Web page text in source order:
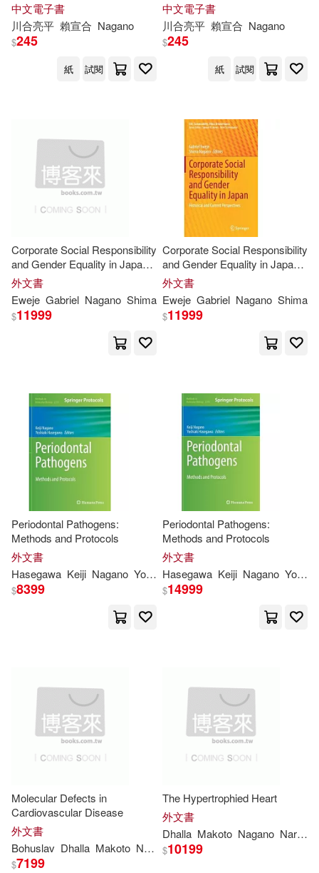
中文電子書
川合亮平 賴宣合 Nagano
$245
紙 試閱
中文電子書
川合亮平 賴宣合 Nagano
$245
紙 試閱
Corporate Social Responsibility
and Gender Equality in Japan:
Historical and Current
Perspectives
外文書
Eweje Gabriel Nagano Shima
$11999
Corporate Social Responsibility
and Gender Equality in Japan:
Historical and Current
Perspectives
外文書
Eweje Gabriel Nagano Shima
$11999
Periodontal Pathogens:
Methods and Protocols
外文書
Hasegawa Keiji Nagano Yoshiaki
$8399
Periodontal Pathogens:
Methods and Protocols
外文書
Hasegawa Keiji Nagano Yoshiaki
$14999
Molecular Defects in
Cardiovascular Disease
外文書
Bohuslav Dhalla Makoto Nagano Naranjan S.
$7199
The Hypertrophied Heart
外文書
Dhalla Makoto Nagano Naranjan S.
$10199